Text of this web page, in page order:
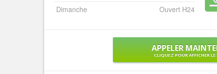
Dimanche
Ouvert H24
APPELER
CLIQUEZ POUR AFFICHER